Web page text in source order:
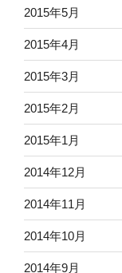
2015年5月
2015年4月
2015年3月
2015年2月
2015年1月
2014年12月
2014年11月
2014年10月
2014年9月